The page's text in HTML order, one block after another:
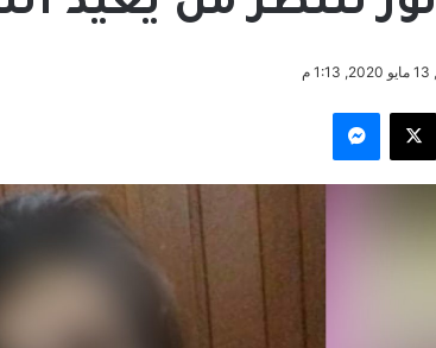
فيسبوك